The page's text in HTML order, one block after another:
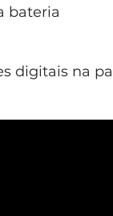
bateria
digitais na